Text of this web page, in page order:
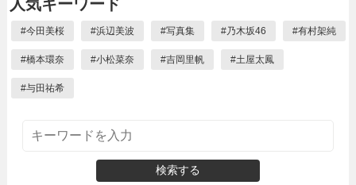
人気キーワード
#今田美桜 #浜辺美波 #写真集 #乃木坂46 #有村架純
#橋本環奈 #小松菜奈 #吉岡里帆 #土屋太鳳
#与田祐希
検索する